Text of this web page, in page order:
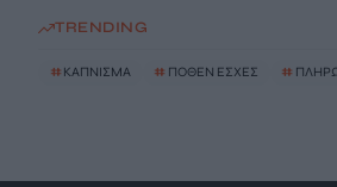
TRENDING
# ΚΑΠΝΙΣΜΑ # ΠΟΘΕΝ ΕΣΧΕΣ #